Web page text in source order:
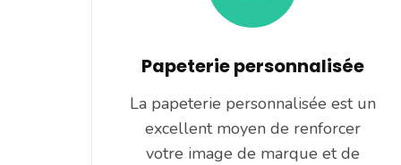
Papeterie personnalisée
La papeterie personnalisée est un
excellent moyen de renforcer
votre image de marque et de